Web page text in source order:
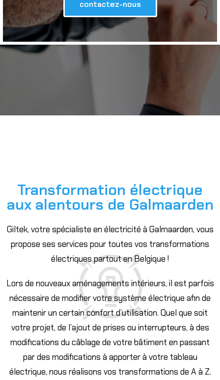
contactez-nous
Transformation électrique
aux alentours de Galmaarden
Giltek, votre spécialiste en électricité à Galmaarden, vous
propose ses services pour toutes vos transformations
électriques partout en Belgique !
Lors de nouveaux aménagements intérieurs, il est parfois
nécessaire de modifier votre système électrique afin de
maintenir un certain confort d’utilisation. Quel que soit
votre projet, de l’ajout de prises ou interrupteurs, à des
modifications du câblage de votre bâtiment en passant
par des modifications à apporter à votre tableau
électrique, nous réalisons vos transformations de A à Z.